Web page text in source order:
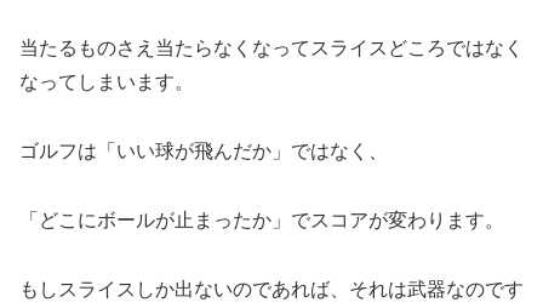
当たるものさえ当たらなくなってスライスどころではなく
なってしまいます。
ゴルフは「いい球が飛んだか」ではなく、
「どこにボールが止まったか」でスコアが変わります。
もしスライスしか出ないのであれば、それは武器なのです